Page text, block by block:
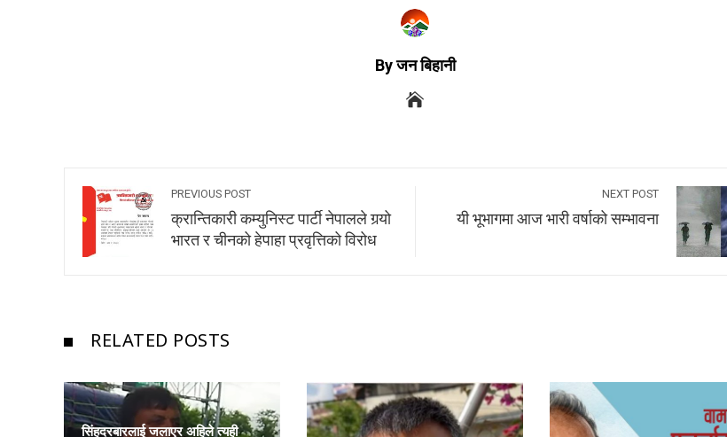
By जन बिहानी
PREVIOUS POST
क्रान्तिकारी कम्युनिस्ट पार्टी नेपालले गर्‍यो
भारत र चीनको हेपाहा प्रवृत्तिको विरोध
NEXT POST
यी भूभागमा आज भारी वर्षाको सम्भावना
RELATED POSTS
सिंहदरबारलाई जलाएर अहिले त्यही